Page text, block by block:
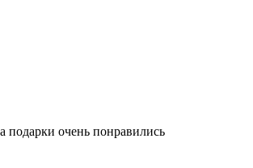
подарки очень понравились